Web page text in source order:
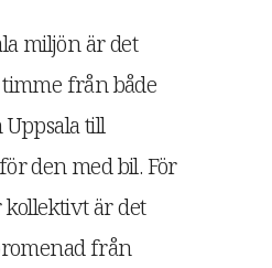
miljön är det
från både
Uppsala till
den med bil. För
kollektivt är det
från